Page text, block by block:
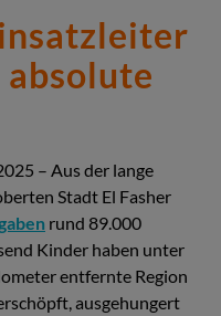
absolute
– Aus der lange
Stadt El Fasher
rund 89.000
Kinder haben unter
entfernte Region
ausgehungert